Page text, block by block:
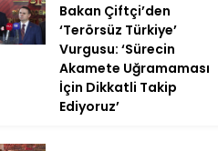
Bakan Çiftçi’den
‘Terörsüz Türkiye’
Vurgusu: ‘Sürecin
Akamete Uğramaması
İçin Dikkatli Takip
Ediyoruz’